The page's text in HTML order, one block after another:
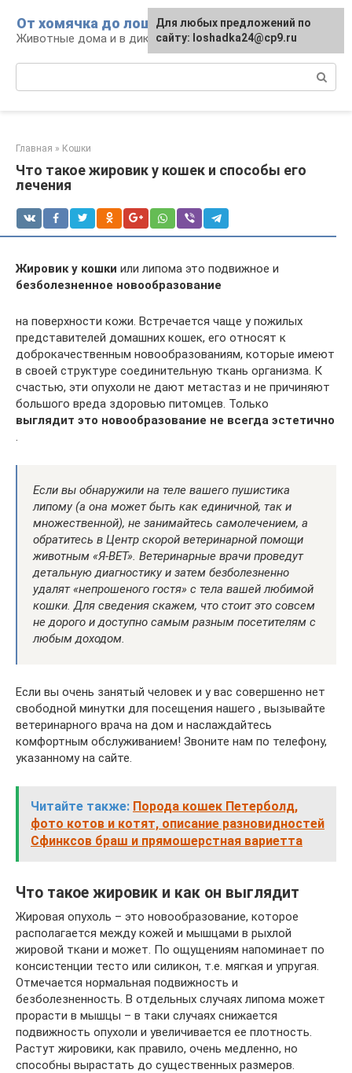
контенту
От хомячка до лошади
Животные дома и в дикой природе
Главная » Кошки
Что такое жировик у кошек и способы его
лечения
Жировик у кошки или липома это подвижное и
безболезненное новообразование
на поверхности кожи. Встречается чаще у пожилых
представителей домашних кошек, его относят к
доброкачественным новообразованиям, которые имеют
в своей структуре соединительную ткань организма. К
счастью, эти опухоли не дают метастаз и не причиняют
большого вреда здоровью питомцев. Только
выглядит это новообразование не всегда эстетично
.
Если вы обнаружили на теле вашего пушистика
липому (а она может быть как единичной, так и
множественной), не занимайтесь самолечением, а
обратитесь в Центр скорой ветеринарной помощи
животным «Я-ВЕТ». Ветеринарные врачи проведут
детальную диагностику и затем безболезненно
удалят «непрошеного гостя» с тела вашей любимой
кошки. Для сведения скажем, что стоит это совсем
не дорого и доступно самым разным посетителям с
любым доходом.
Если вы очень занятый человек и у вас совершенно нет
свободной минутки для посещения нашего , вызывайте
ветеринарного врача на дом и наслаждайтесь
комфортным обслуживанием! Звоните нам по телефону,
указанному на сайте.
Читайте также: Порода кошек Петерболд,
фото котов и котят, описание разновидностей
Сфинксов браш и прямошерстная вариетта
Что такое жировик и как он выглядит
Жировая опухоль – это новообразование, которое
располагается между кожей и мышцами в рыхлой
жировой ткани и может. По ощущениям напоминает по
консистенции тесто или силикон, т.е. мягкая и упругая.
Отмечается нормальная подвижность и
безболезненность. В отдельных случаях липома может
прорасти в мышцы – в таки случаях снижается
подвижность опухоли и увеличивается ее плотность.
Растут жировики, как правило, очень медленно, но
способны вырастать до существенных размеров.
Для любых предложений по
сайту: loshadka24@cp9.ru